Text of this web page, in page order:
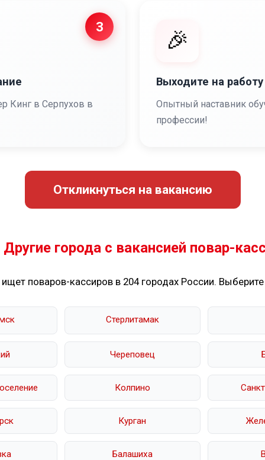
3
Кинг в Серпухов в
🎉
Выходите на работу
Опытный наставник
профессии!
Откликнуться на вакансию
города с вакансией повар-
ищет поваров-кассиров в 204 городах России.
Стерлитамак
Череповец
Колпино
Курган
Балашиха